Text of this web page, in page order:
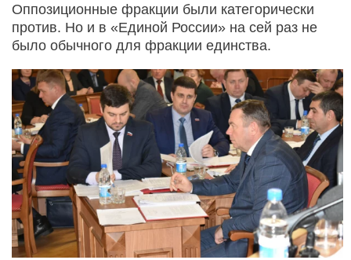
Оппозиционные фракции были категорически
против. Но и в «Единой России» на сей раз не
было обычного для фракции единства.